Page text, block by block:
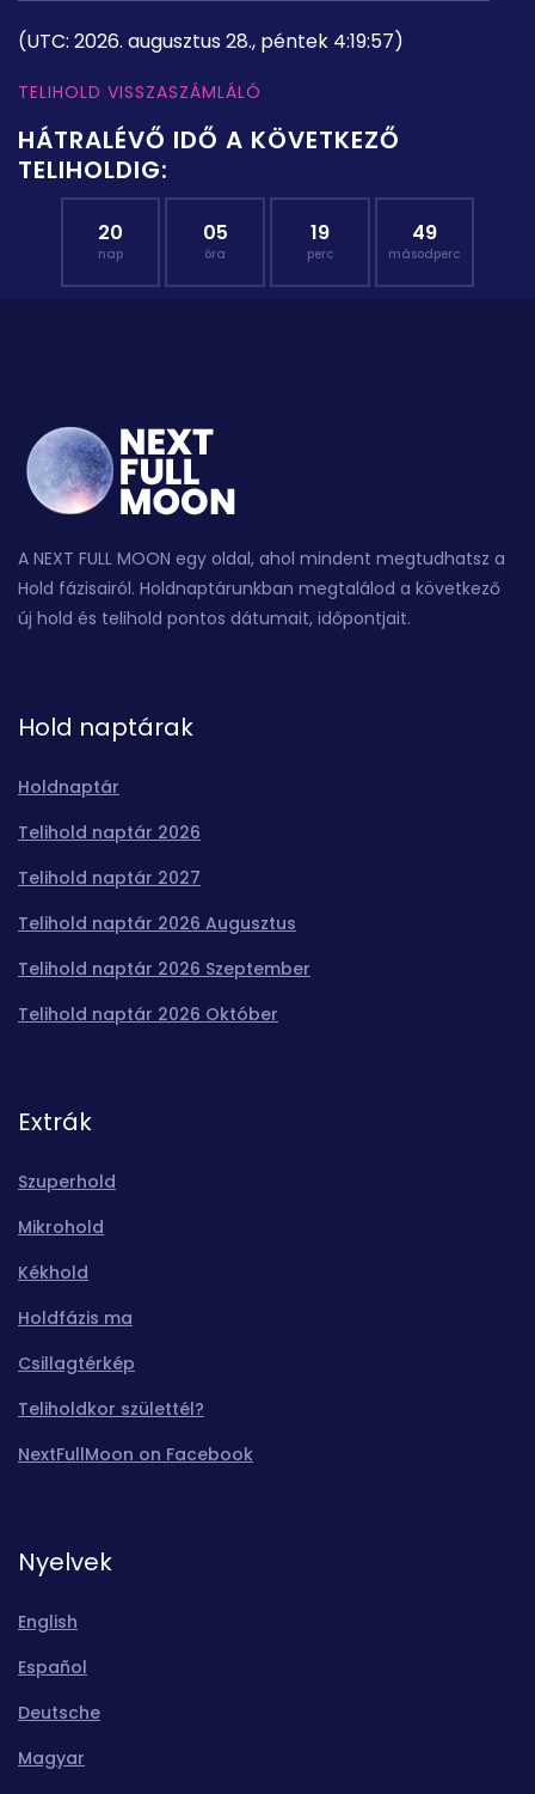
(UTC: 2026. augusztus 28., péntek 4:19:57)
TELIHOLD VISSZASZÁMLÁLÓ
HÁTRALÉVŐ IDŐ A KÖVETKEZŐ
TELIHOLDIG:
20
nap
05
óra
19
perc
49
másodperc
A NEXT FULL MOON egy oldal, ahol mindent megtudhatsz a
Hold fázisairól. Holdnaptárunkban megtalálod a következő
új hold és telihold pontos dátumait, időpontjait.
Hold naptárak
Holdnaptár
Telihold naptár 2026
Telihold naptár 2027
Telihold naptár 2026 Augusztus
Telihold naptár 2026 Szeptember
Telihold naptár 2026 Október
Extrák
Szuperhold
Mikrohold
Kékhold
Holdfázis ma
Csillagtérkép
Teliholdkor születtél?
NextFullMoon on Facebook
Nyelvek
English
Español
Deutsche
Magyar